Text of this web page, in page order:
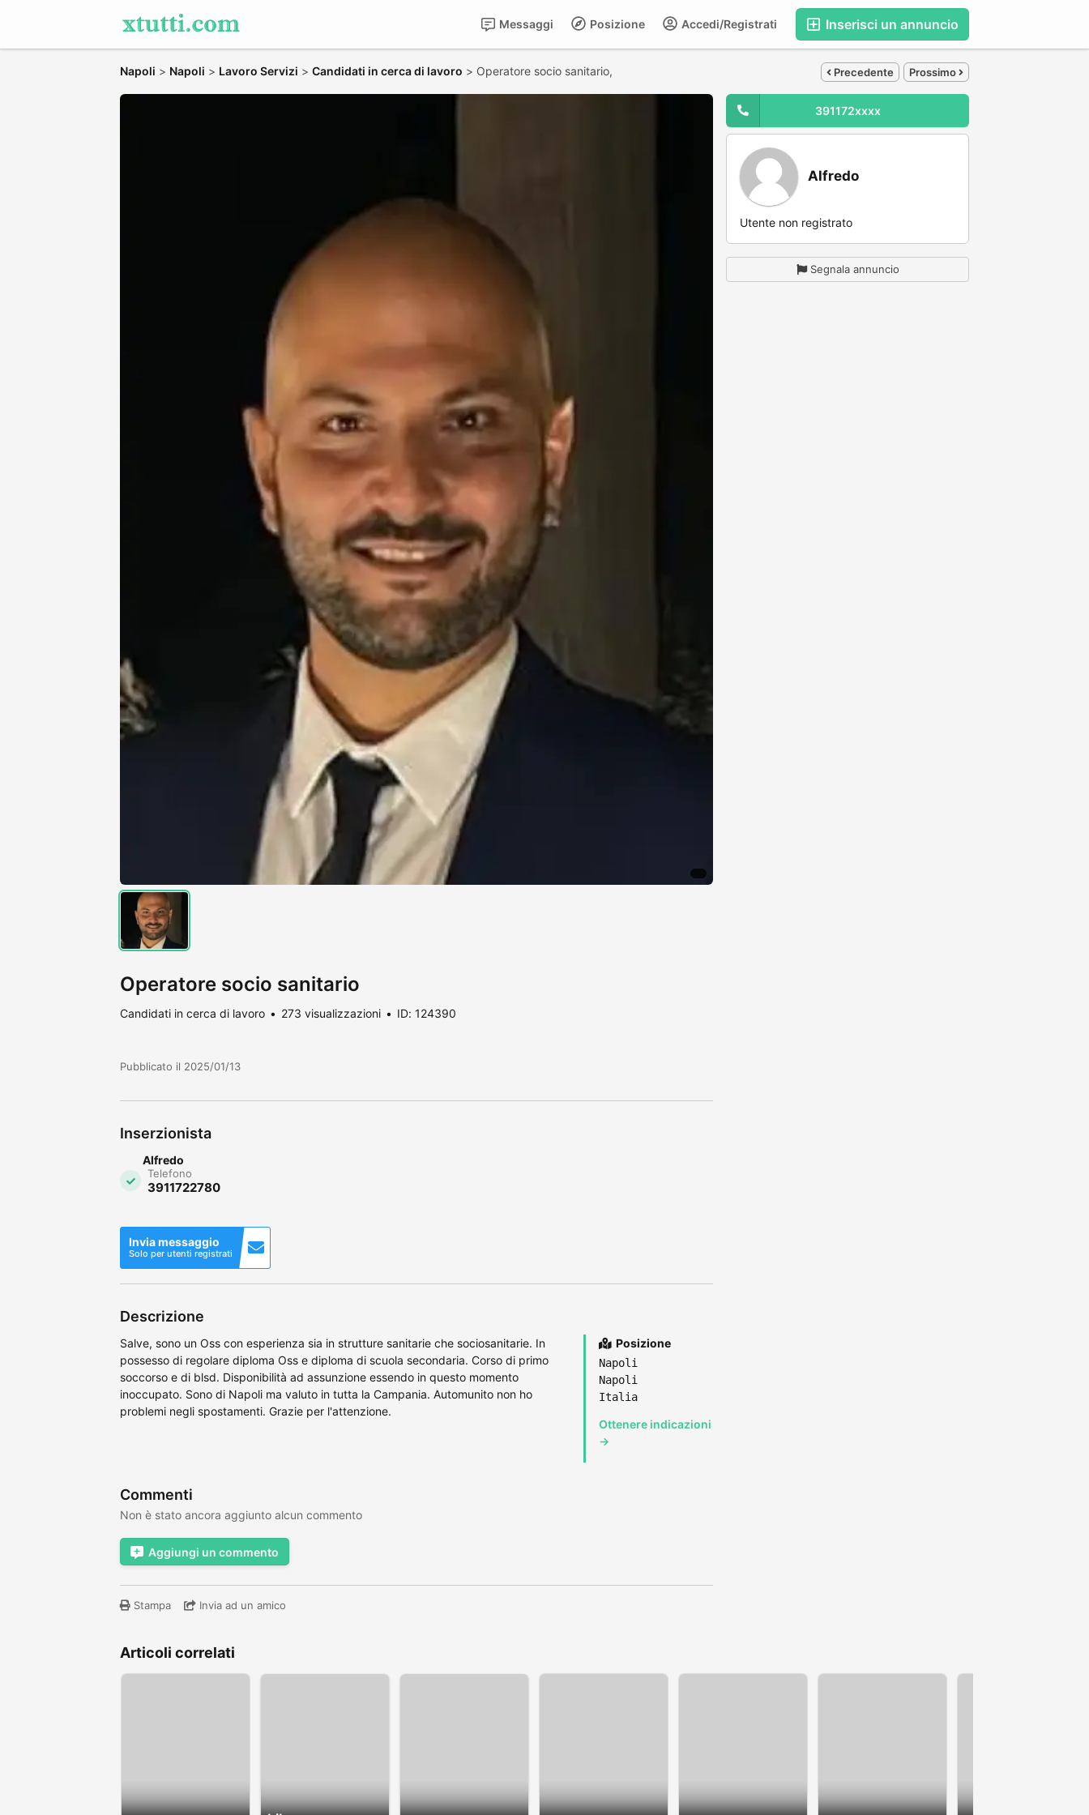
Inserisci un annuncio
Accedi/Registrati
Posizione
Messaggi
Napoli > Napoli > Lavoro Servizi > Candidati in cerca di lavoro > Operatore socio sanitario, Precedente Prossimo
Operatore socio sanitario
Candidati in cerca di lavoro 273 visualizzazioni ID: 124390
Pubblicato il 2025/01/13
Inserzionista
Alfredo
Telefono
3911722780
Invia messaggio
Solo per utenti registrati
Descrizione
Salve, sono un Oss con esperienza sia in strutture sanitarie che sociosanitarie. In
possesso di regolare diploma Oss e diploma di scuola secondaria. Corso di primo
soccorso e di blsd. Disponibilità ad assunzione essendo in questo momento
inoccupato. Sono di Napoli ma valuto in tutta la Campania. Automunito non ho
problemi negli spostamenti. Grazie per l'attenzione.
Posizione
Napoli
Napoli
Italia
Ottenere indicazioni
→
Commenti
Non è stato ancora aggiunto alcun commento
Aggiungi un commento
Stampa Invia ad un amico
391172xxxx
Alfredo
Utente non registrato
Segnala annuncio
Articoli correlati